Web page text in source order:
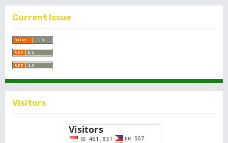
Current Issue
Visitors